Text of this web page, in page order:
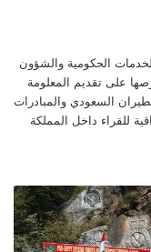
الحكومية والشؤون
على تقديم المعلومة
السعودي والمبادرات
للقراء داخل المملكة